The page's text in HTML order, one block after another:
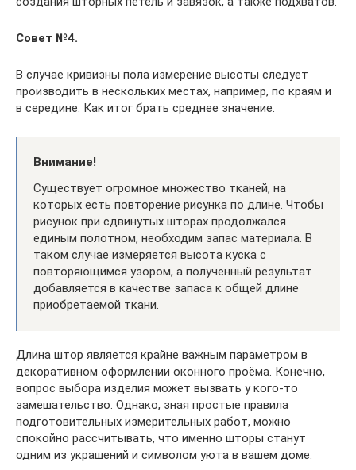
Совет №4.
В случае кривизны пола измерение высоты следует
производить в нескольких местах, например, по краям и
в середине. Как итог брать среднее значение.
Внимание!
Существует огромное множество тканей, на
которых есть повторение рисунка по длине. Чтобы
рисунок при сдвинутых шторах продолжался
единым полотном, необходим запас материала. В
таком случае измеряется высота куска с
повторяющимся узором, а полученный результат
добавляется в качестве запаса к общей длине
приобретаемой ткани.
Длина штор является крайне важным параметром в
декоративном оформлении оконного проёма. Конечно,
вопрос выбора изделия может вызвать у кого-то
замешательство. Однако, зная простые правила
подготовительных измерительных работ, можно
спокойно рассчитывать, что именно шторы станут
одним из украшений и символом уюта в вашем доме.